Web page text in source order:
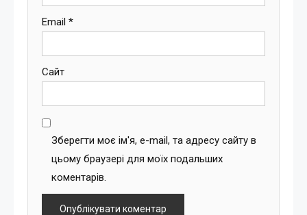
Email *
Сайт
Зберегти моє ім'я, e-mail, та адресу сайту в
цьому браузері для моїх подальших
коментарів.